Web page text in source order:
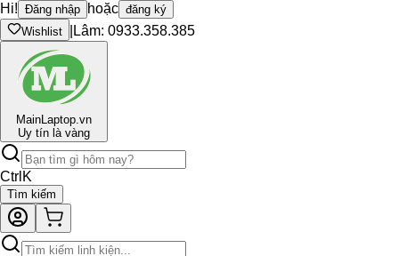
Hi! Đăng nhập hoặc đăng ký
Wishlist
Lâm: 0933.358.385
MainLaptop.vn
Uy tín là vàng
Ctrl K
Tìm kiếm